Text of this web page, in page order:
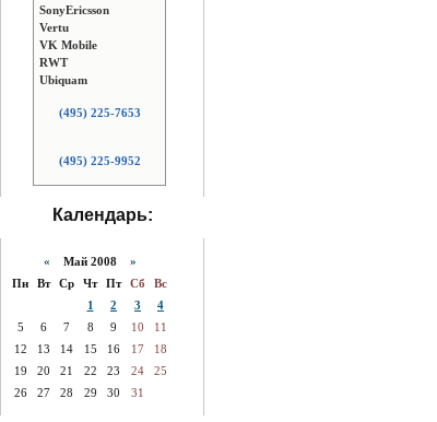
SonyEricsson
Vertu
VK Mobile
RWT
Ubiquam
(495) 225-7653
(495) 225-9952
Календарь:
« Май 2008 »
Пн
Вт Ср Чт Пт Сб
Вс
1
2 3
4
5
6 7 8 9 10
11
12
13 14 15 16 17
18
19
20 21 22 23 24
25
26
27 28 29 30 31